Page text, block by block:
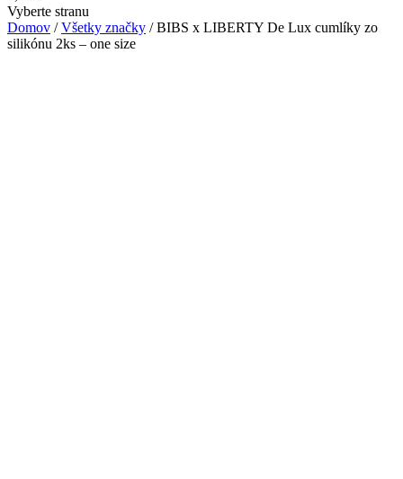
Vyberte stranu
Domov /Všetky značky / BIBS x LIBERTY De Lux cumlíky zo
silikónu 2ks – one size